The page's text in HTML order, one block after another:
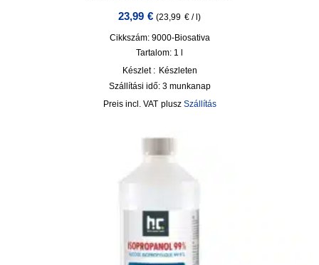
23,99 € (23,99 € / )
Cikkszám: 9000-Biosativa
Tartalom: 1 l
Készlet : Készleten
Szállítási idő: 3 munkanap
incl. VAT plusz Szállítás